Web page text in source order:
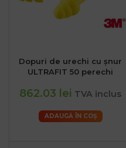
Dopuri de urechi cu șnur
ULTRAFIT 50 perechi
862.03 lei TVA inclus
ADAUGĂ ÎN COȘ